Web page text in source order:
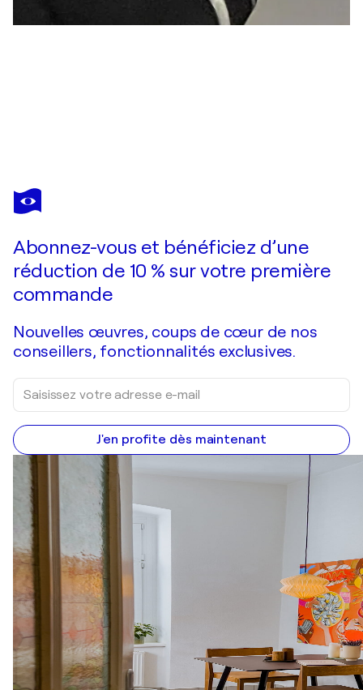
STÉBAN
Indien...calme et explosif !
Abonnez-vous et bénéficiez d’une
réduction de 10 % sur votre première
commande
Nouvelles œuvres, coups de cœur de nos
conseillers, fonctionnalités exclusives.
J'en profite dès maintenant